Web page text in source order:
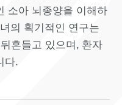
소아 뇌종양을 이해하
의 획기적인 연구는
흔들고 있으며, 환자
다.